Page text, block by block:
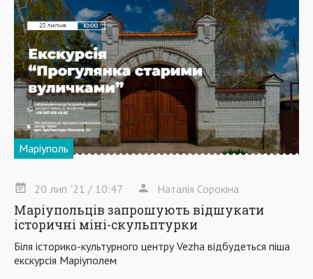
Маріуполь
20 лип '21 / 10:47 Наталія Сорокіна
Маріупольців запрошують відшукати
історичні міні-скульптурки
Біля історико-культурного центру Vezha відбудеться піша
екскурсія Маріуполем